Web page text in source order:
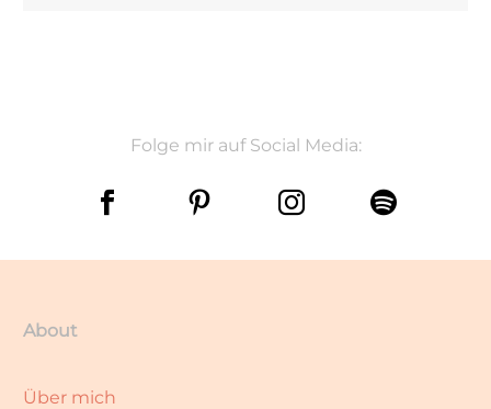
Folge mir auf Social Media:
About
Über mich